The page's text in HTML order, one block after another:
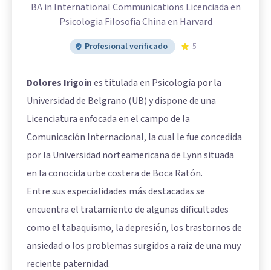
BA in International Communications Licenciada en
Psicologia Filosofia China en Harvard
Profesional verificado 5
Dolores Irigoines titulada en Psicología por la
Universidad de Belgrano (UB) y dispone de una
Licenciatura enfocada en el campo de la
Comunicación Internacional, la cual le fue concedida
por la Universidad norteamericana de Lynn situada
en la conocida urbe costera de Boca Ratón.
Entre sus especialidades más destacadas se
encuentra el tratamiento de algunas dificultades
como el tabaquismo, la depresión, los trastornos de
ansiedad o los problemas surgidos a raíz de una muy
reciente paternidad.